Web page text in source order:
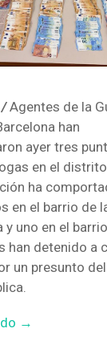
Agentes de la
han
ayer tres
en el
ha
en el barrio de
y uno en el
han detenido a
un presunto
«La
→